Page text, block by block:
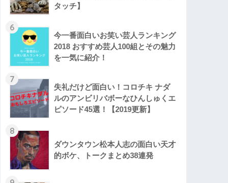
タッチ】
6
今一番面白いお笑い芸人ランキング
2018 おすすめ芸人100組とその魅力
を一気に紹介！
7
失礼だけど面白い！コロチキ ナダ
ルのアンビリバボーなひんしゅくエ
ピソード45選！【2019更新】
8
ダウンタウン松本人志の面白い天才
的ボケ、トークまとめ38連発